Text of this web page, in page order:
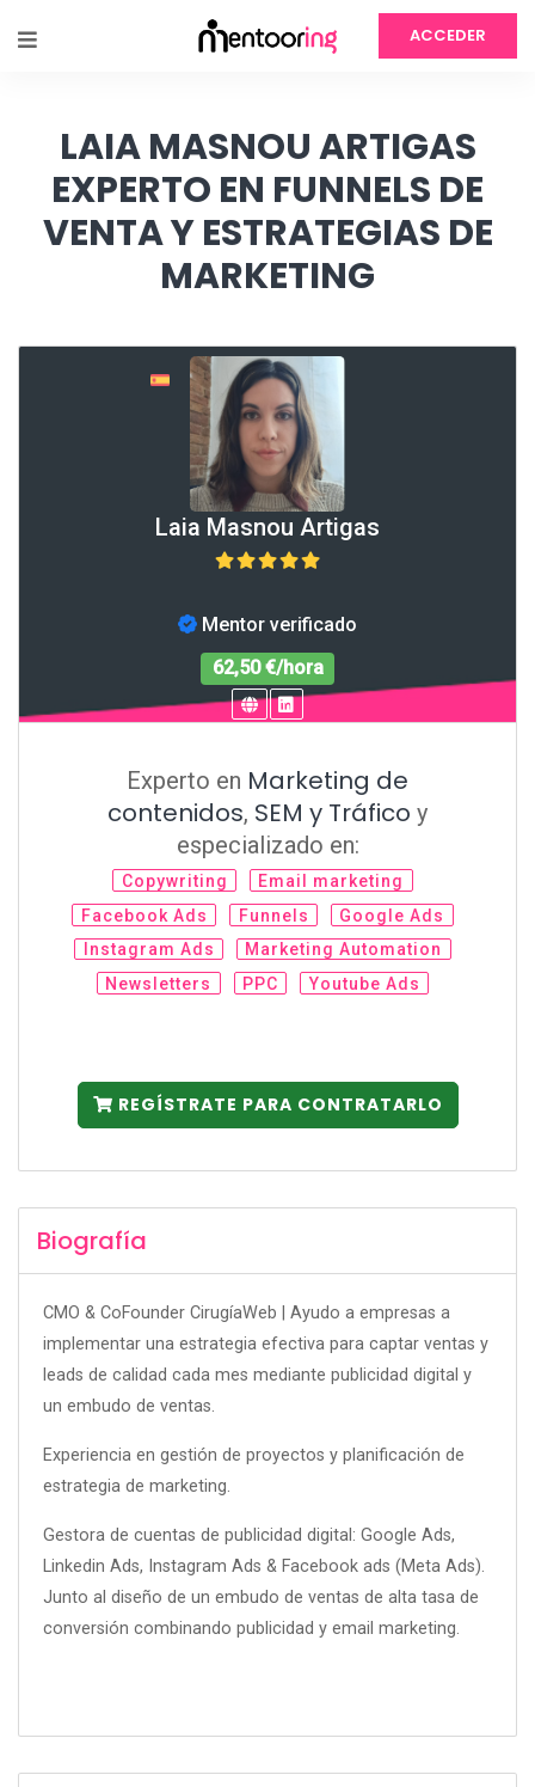
ACCEDER
LAIA MASNOU ARTIGAS
EXPERTO EN FUNNELS DE
VENTA Y ESTRATEGIAS DE
MARKETING
Laia Masnou Artigas
Mentor verificado
62,50 €/hora
Experto en Marketing de
contenidos, SEM y Tráfico y
especializado en:
Copywriting
Email marketing
Facebook Ads
Funnels
Google Ads
Instagram Ads
Marketing Automation
Newsletters
PPC Youtube Ads
REGÍSTRATE PARA CONTRATARLO
Biografía
CMO & CoFounder CirugíaWeb | Ayudo a empresas a
implementar una estrategia efectiva para captar ventas y
leads de calidad cada mes mediante publicidad digital y
un embudo de ventas.
Experiencia en gestión de proyectos y planificación de
estrategia de marketing.
Gestora de cuentas de publicidad digital: Google Ads,
Linkedin Ads, Instagram Ads & Facebook ads (Meta Ads).
Junto al diseño de un embudo de ventas de alta tasa de
conversión combinando publicidad y email marketing.